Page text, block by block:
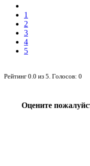
1
2
3
4
5
Рейтинг 0.0 из 5 . Голосов: 0
Оцените